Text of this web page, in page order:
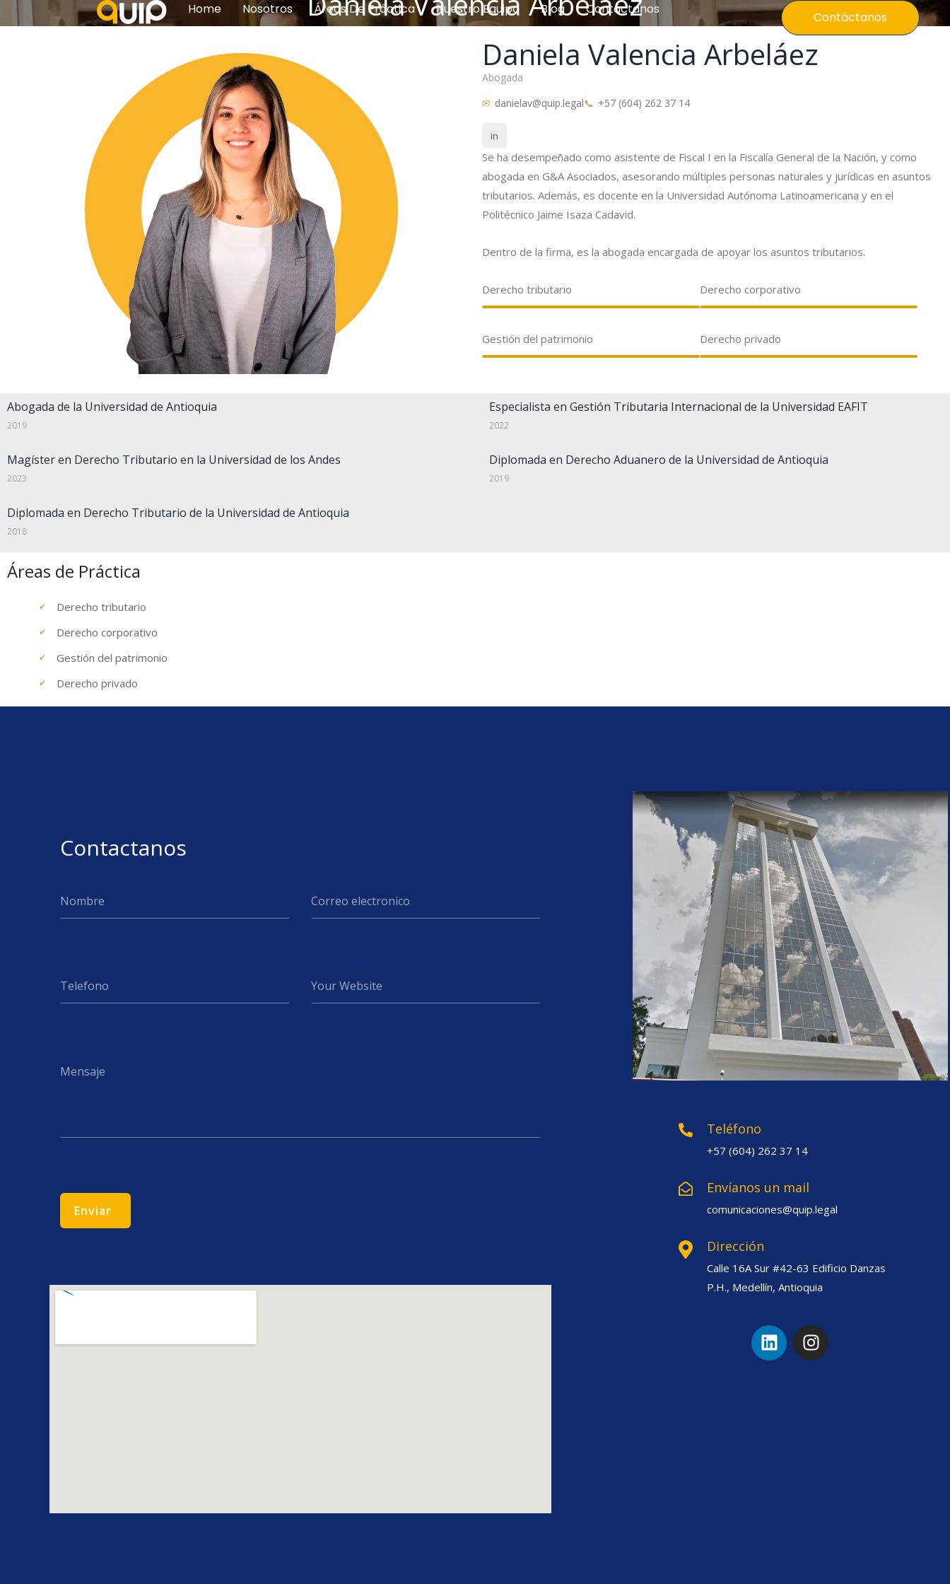
Home Nosotros Áreas De Práctica Nuestro Equipo Blog Contáctanos
Contáctanos
Daniela Valencia Arbeláez
Abogada
danielav@quip.legal
+57 (604) 262 37 14
in
Se ha desempeñado como asistente de Fiscal I en la Fiscalía General de la Nación, y como
abogada en G&A Asociados, asesorando múltiples personas naturales y jurídicas en asuntos
tributarios. Además, es docente en la Universidad Autónoma Latinoamericana y en el
Politécnico Jaime Isaza Cadavid.
Dentro de la firma, es la abogada encargada de apoyar los asuntos tributarios.
Derecho tributario Derecho corporativo
Gestión del patrimonio Derecho privado
Abogada de la Universidad de Antioquia
2019
Especialista en Gestión Tributaria Internacional de la Universidad EAFIT
2022
Magíster en Derecho Tributario en la Universidad de los Andes
2023
Diplomada en Derecho Aduanero de la Universidad de Antioquia
2019
Diplomada en Derecho Tributario de la Universidad de Antioquia
2018
Áreas de Práctica
Derecho tributario
Derecho corporativo
Gestión del patrimonio
Derecho privado
Contactanos
Teléfono
+57 (604) 262 37 14
Envíanos un mail
comunicaciones@quip.legal
Dirección
Calle 16A Sur #42-63 Edificio Danzas
P.H., Medellín, Antioquia